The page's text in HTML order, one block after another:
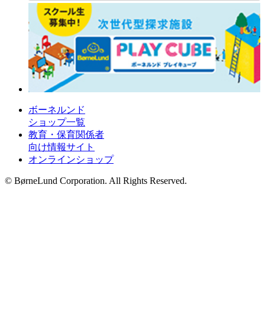
ボーネルンド
ショップ一覧
教育・保育関係者
向け情報サイト
オンラインショップ
© BørneLund Corporation. All Rights Reserved.